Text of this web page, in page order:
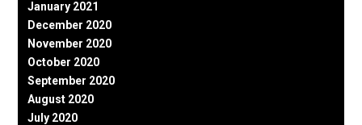
January 2021
December 2020
November 2020
October 2020
September 2020
August 2020
July 2020